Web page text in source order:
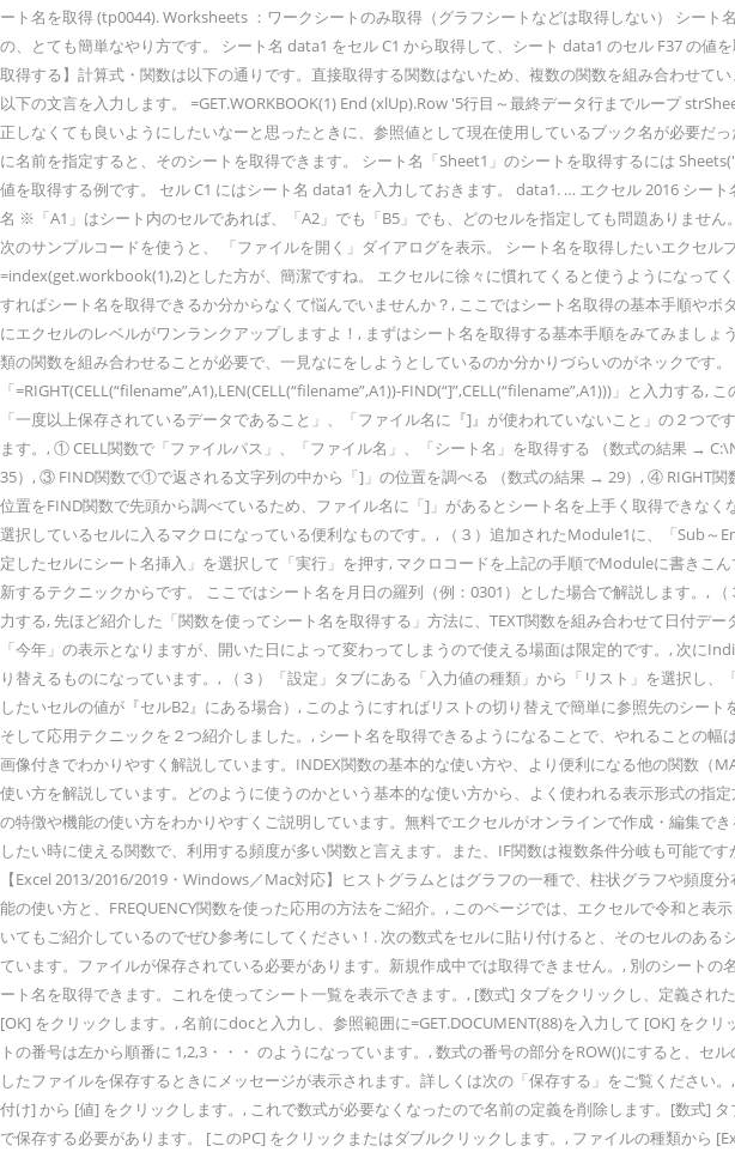
ート名を取得 (tp0044). Worksheets ：ワークシートのみ取得（グラフシートなどは取得しない） シー
の、とても簡単なやり方です。 シート名 data1 をセル C1 から取得して、シート data1 のセル F37 の
取得する】計算式・関数は以下の通りです。直接取得する関数はないため、複数の関数を組み合わせて
以下の文言を入力します。 =GET.WORKBOOK(1) End (xlUp).Row '5行目～最終データ行までループ
正しなくても良いようにしたいなーと思ったときに、参照値として現在使用しているブック名が必要
に名前を指定すると、そのシートを取得できます。 シート名「Sheet1」のシートを取得するには
値を取得する例です。 セル C1 にはシート名 data1 を入力しておきます。 data1. … エクセル 2016 シ
名 ※「A1」はシート内のセルであれば、「A2」でも「B5」でも、どのセルを指定しても問題ありませ
次のサンプルコードを使うと、 「ファイルを開く」ダイアログを表示。 シート名を取得したいエクセ
=index(get.workbook(1),2)とした方が、簡潔ですね。 エクセルに徐々に慣れてくると使うようになっ
すればシート名を取得できるか分からなくて悩んでいませんか？, ここではシート名取得の基本手順や
にエクセルのレベルがワンランクアップしますよ！, まずはシート名を取得する基本手順をみてみまし
類の関数を組み合わせることが必要で、一見なにをしようとしているのか分かりづらいのがネックです
「=RIGHT(CELL(“filename”,A1),LEN(CELL(“filename”,A1))-FIND(“]”,CELL(“filename”,A1)))」と入力
「一度以上保存されているデータであること」、「ファイル名に『]』が使われていないこと」の２つ
ます。, ① CELL関数で「ファイルパス」、「ファイル名」、「シート名」を取得する （数式の結果 →
35）, ③ FIND関数で①で返される文字列の中から「]」の位置を調べる （数式の結果 → 29）, ④
位置をFIND関数で先頭から調べているため、ファイル名に「]」があるとシート名を上手く取得できな
選択しているセルに入るマクロになっている便利なものです。, （３）追加されたModule1に、「Sub
定したセルにシート名挿入」を選択して「実行」を押す, マクロコードを上記の手順でModuleに書きこ
新するテクニックからです。 ここではシート名を月日の羅列（例：0301）とした場合で解説します。, （
力する, 先ほど紹介した「関数を使ってシート名を取得する」方法に、TEXT関数を組み合わせて日付デ
「今年」の表示となりますが、開いた日によって変わってしまうので使える場面は限定的です。, 次に
り替えるものになっています。, （３）「設定」タブにある「入力値の種類」から「リスト」を選択し
したいセルの値が『セルB2』にある場合）, このようにすればリストの切り替えで簡単に参照先のシー
そして応用テクニックを２つ紹介しました。, シート名を取得できるようになることで、やれることの
画像付きでわかりやすく解説しています。INDEX関数の基本的な使い方や、より便利になる他の関数（
使い方を解説しています。どのように使うのかという基本的な使い方から、よく使われる表示形式の指
の特徴や機能の使い方をわかりやすくご説明しています。無料でエクセルがオンラインで作成・編集で
したい時に使える関数で、利用する頻度が多い関数と言えます。また、IF関数は複数条件分岐も可能で
【Excel 2013/2016/2019・Windows／Mac対応】ヒストグラムとはグラフの一種で、柱状グラフや頻
能の使い方と、FREQUENCY関数を使った応用の方法をご紹介。, このページでは、エクセルで令和と
いてもご紹介しているのでぜひ参考にしてください！. 次の数式をセルに貼り付けると、そのセルのあ
ています。ファイルが保存されている必要があります。新規作成中では取得できません。, 別のシート
ート名を取得できます。これを使ってシート一覧を表示できます。, [数式] タブをクリックし、定義さ
[OK] をクリックします。, 名前にdocと入力し、参照範囲に=GET.DOCUMENT(88)を入力して [OK] を
トの番号は左から順番に 1,2,3・・・ のようになっています。, 数式の番号の部分をROW()にすると、
したファイルを保存するときにメッセージが表示されます。詳しくは次の「保存する」をご覧くださ
付け] から [値] をクリックします。, これで数式が必要なくなったので名前の定義を削除します。[数式]
で保存する必要があります。 [このPC] をクリックまたはダブルクリックします。, ファイルの種類から